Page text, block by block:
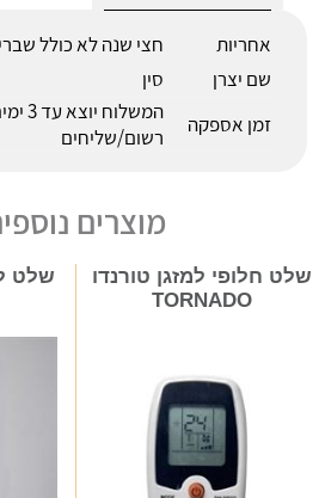
אחריות
חצי שנה לא כולל
שם יצרן
סין
זמן אספקה
רשום/שליחים
מוצרים
שלט חלופי למזגן טורנדו
TORNADO